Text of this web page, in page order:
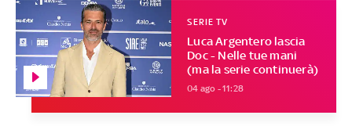
Luca Argentero lascia
Doc - Nelle tue mani
(ma la serie continuerà)
SERIE TV
04 ago - 11:28